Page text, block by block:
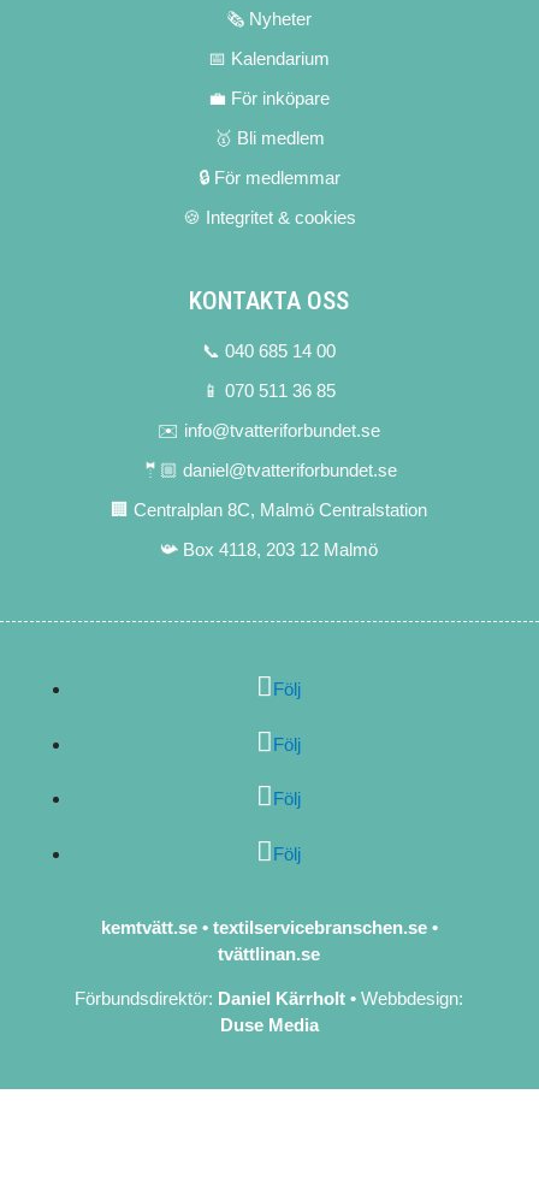
🗞 Nyheter
📅 Kalendarium
💼 För inköpare
🥇 Bli medlem
🔒 För medlemmar
🍪 Integritet & cookies
KONTAKTA OSS
📞 040 685 14 00
📱 070 511 36 85
✉️ info@tvatteriforbundet.se
🤵🏼 daniel@tvatteriforbundet.se
🏢 Centralplan 8C, Malmö Centralstation
📯 Box 4118, 203 12 Malmö
Följ
Följ
Följ
Följ
kemtvätt.se • textilservicebranschen.se •
tvättlinan.se
Förbundsdirektör: Daniel Kärrholt • Webbdesign:
Duse Media